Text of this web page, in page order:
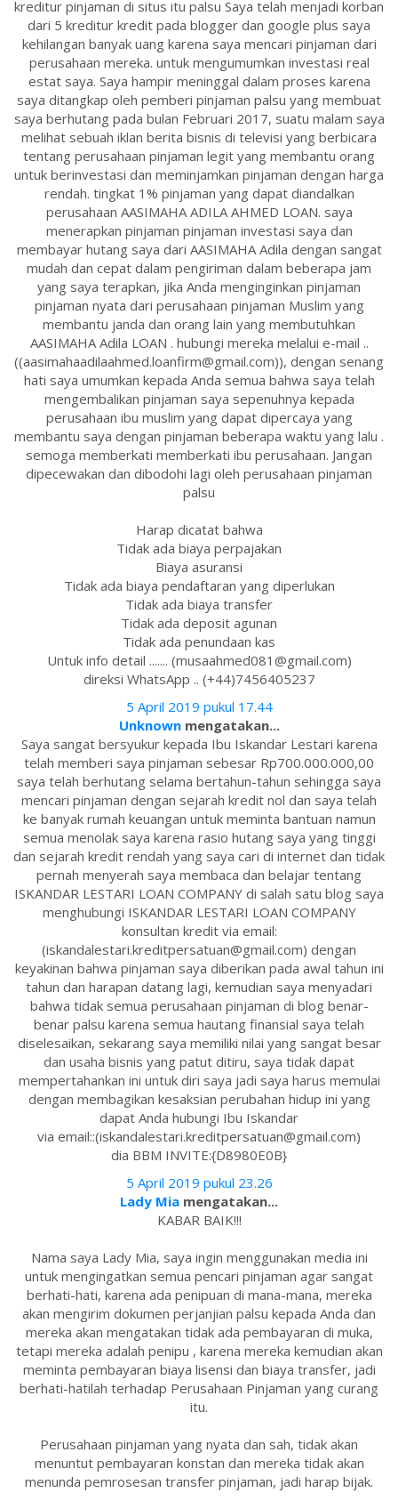
kreditur pinjaman di situs itu palsu Saya telah menjadi korban
dari 5 kreditur kredit pada blogger dan google plus saya
kehilangan banyak uang karena saya mencari pinjaman dari
perusahaan mereka. untuk mengumumkan investasi real
estat saya. Saya hampir meninggal dalam proses karena
saya ditangkap oleh pemberi pinjaman palsu yang membuat
saya berhutang pada bulan Februari 2017, suatu malam saya
melihat sebuah iklan berita bisnis di televisi yang berbicara
tentang perusahaan pinjaman legit yang membantu orang
untuk berinvestasi dan meminjamkan pinjaman dengan harga
rendah. tingkat 1% pinjaman yang dapat diandalkan
perusahaan AASIMAHA ADILA AHMED LOAN. saya
menerapkan pinjaman pinjaman investasi saya dan
membayar hutang saya dari AASIMAHA Adila dengan sangat
mudah dan cepat dalam pengiriman dalam beberapa jam
yang saya terapkan, jika Anda menginginkan pinjaman
pinjaman nyata dari perusahaan pinjaman Muslim yang
membantu janda dan orang lain yang membutuhkan
AASIMAHA Adila LOAN . hubungi mereka melalui e-mail ..
((aasimahaadilaahmed.loanfirm@gmail.com)), dengan senang
hati saya umumkan kepada Anda semua bahwa saya telah
mengembalikan pinjaman saya sepenuhnya kepada
perusahaan ibu muslim yang dapat dipercaya yang
membantu saya dengan pinjaman beberapa waktu yang lalu .
semoga memberkati memberkati ibu perusahaan. Jangan
dipecewakan dan dibodohi lagi oleh perusahaan pinjaman
palsu
Harap dicatat bahwa
Tidak ada biaya perpajakan
Biaya asuransi
Tidak ada biaya pendaftaran yang diperlukan
Tidak ada biaya transfer
Tidak ada deposit agunan
Tidak ada penundaan kas
Untuk info detail ....... (musaahmed081@gmail.com)
direksi WhatsApp .. (+44)7456405237
5 April 2019 pukul 17.44
Unknownmengatakan...
Saya sangat bersyukur kepada Ibu Iskandar Lestari karena
telah memberi saya pinjaman sebesar Rp700.000.000,00
saya telah berhutang selama bertahun-tahun sehingga saya
mencari pinjaman dengan sejarah kredit nol dan saya telah
ke banyak rumah keuangan untuk meminta bantuan namun
semua menolak saya karena rasio hutang saya yang tinggi
dan sejarah kredit rendah yang saya cari di internet dan tidak
pernah menyerah saya membaca dan belajar tentang
ISKANDAR LESTARI LOAN COMPANY di salah satu blog saya
menghubungi ISKANDAR LESTARI LOAN COMPANY
konsultan kredit via email:
(iskandalestari.kreditpersatuan@gmail.com) dengan
keyakinan bahwa pinjaman saya diberikan pada awal tahun ini
tahun dan harapan datang lagi, kemudian saya menyadari
bahwa tidak semua perusahaan pinjaman di blog benar-
benar palsu karena semua hautang finansial saya telah
diselesaikan, sekarang saya memiliki nilai yang sangat besar
dan usaha bisnis yang patut ditiru, saya tidak dapat
mempertahankan ini untuk diri saya jadi saya harus memulai
dengan membagikan kesaksian perubahan hidup ini yang
dapat Anda hubungi Ibu Iskandar
via email::(iskandalestari.kreditpersatuan@gmail.com)
dia BBM INVITE:{D8980E0B}
5 April 2019 pukul 23.26
Lady Mia mengatakan...
KABAR BAIK!!!
Nama saya Lady Mia, saya ingin menggunakan media ini
untuk mengingatkan semua pencari pinjaman agar sangat
berhati-hati, karena ada penipuan di mana-mana, mereka
akan mengirim dokumen perjanjian palsu kepada Anda dan
mereka akan mengatakan tidak ada pembayaran di muka,
tetapi mereka adalah penipu , karena mereka kemudian akan
meminta pembayaran biaya lisensi dan biaya transfer, jadi
berhati-hatilah terhadap Perusahaan Pinjaman yang curang
itu.
Perusahaan pinjaman yang nyata dan sah, tidak akan
menuntut pembayaran konstan dan mereka tidak akan
menunda pemrosesan transfer pinjaman, jadi harap bijak.